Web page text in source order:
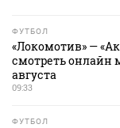
ФУТБОЛ
«Локомотив» —
смотреть онлайн
августа
09:33
ФУТБОЛ